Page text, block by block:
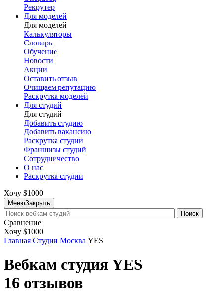
Рекрутер
Для моделей
Для моделей
Калькуляторы
Словарь
Обучение
Новости
Акции
Оставить отзыв
Очищаем репутацию
Раскрутка моделей
Для студий
Для студий
Добавить студию
Добавить вакансию
Раскрутка студии
Франшизы студий
Сотрудничество
О нас
Раскрутка студии
Хочу $1000
МенюЗакрыть
Поиск
Сравнение
Хочу $1000
Главная Студии Москва YES
Вебкам студия YES
16 отзывов